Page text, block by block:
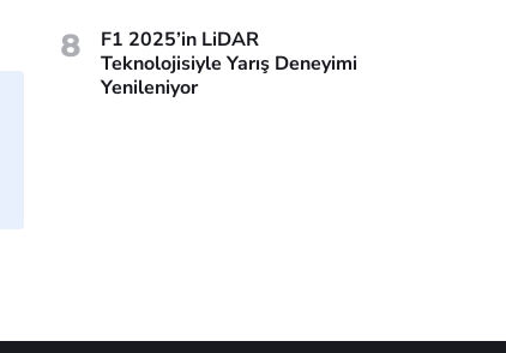
8
F1 2025’in LiDAR
Teknolojisiyle Yarış Deneyimi
Yenileniyor